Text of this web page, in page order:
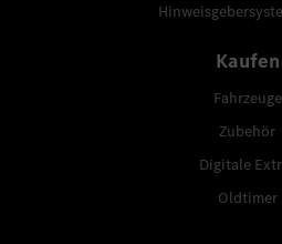
Kaufen
Fahrzeuge
Zubehör
Digitale
Oldtimer